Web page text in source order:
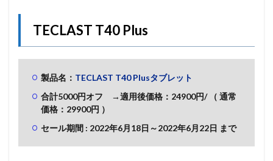
TECLAST T40 Plus
製品名： TECLAST T40 Plusタブレット
合計5000円オフ →適用後価格：24900円/
（ 通常
価格：29900円 ）
セール期間 : 2022年6月18日～2022年6月22日 まで